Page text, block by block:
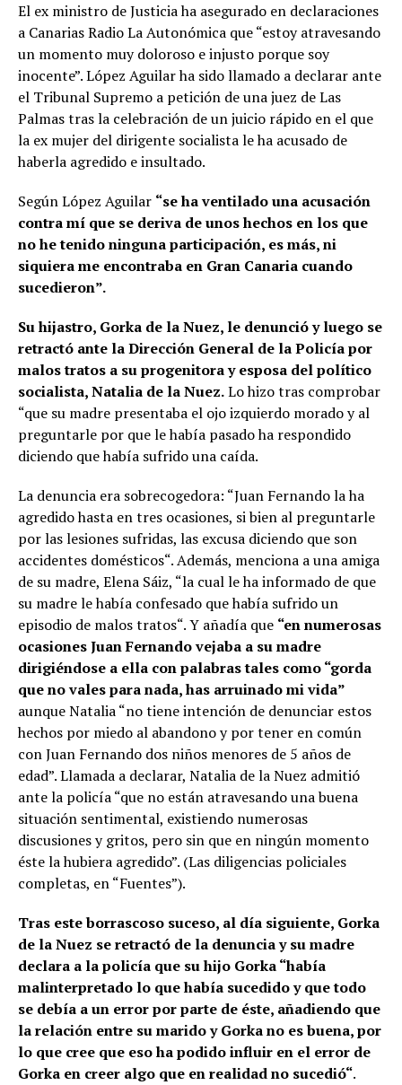
El ex ministro de Justicia ha asegurado en declaraciones
a Canarias Radio La Autonómica que “estoy atravesando
un momento muy doloroso e injusto porque soy
inocente”. López Aguilar ha sido llamado a declarar ante
el Tribunal Supremo a petición de una juez de Las
Palmas tras la celebración de un juicio rápido en el que
la ex mujer del dirigente socialista le ha acusado de
haberla agredido e insultado.
Según López Aguilar “se ha ventilado una acusación
contra mí que se deriva de unos hechos en los que
no he tenido ninguna participación, es más, ni
siquiera me encontraba en Gran Canaria cuando
sucedieron”.
Su hijastro, Gorka de la Nuez, le denunció y luego se
retractó ante la Dirección General de la Policía por
malos tratos a su progenitora y esposa del político
socialista, Natalia de la Nuez.Lo hizo tras comprobar
“que su madre presentaba el ojo izquierdo morado y al
preguntarle por que le había pasado ha respondido
diciendo que había sufrido una caída.
La denuncia era sobrecogedora: “Juan Fernando la ha
agredido hasta en tres ocasiones, si bien al preguntarle
por las lesiones sufridas, las excusa diciendo que son
accidentes domésticos“. Además, menciona a una amiga
de su madre, Elena Sáiz, “la cual le ha informado de que
su madre le había confesado que había sufrido un
episodio de malos tratos“. Y añadía que “en numerosas
ocasiones Juan Fernando vejaba a su madre
dirigiéndose a ella con palabras tales como “gorda
que no vales para nada, has arruinado mi vida”
aunque Natalia “no tiene intención de denunciar estos
hechos por miedo al abandono y por tener en común
con Juan Fernando dos niños menores de 5 años de
edad”. Llamada a declarar, Natalia de la Nuez admitió
ante la policía “que no están atravesando una buena
situación sentimental, existiendo numerosas
discusiones y gritos, pero sin que en ningún momento
éste la hubiera agredido”. (Las diligencias policiales
completas, en “Fuentes”).
Tras este borrascoso suceso, al día siguiente, Gorka
de la Nuez se retractó de la denuncia y su madre
declara a la policía que su hijo Gorka “había
malinterpretado lo que había sucedido y que todo
se debía a un error por parte de éste, añadiendo que
la relación entre su marido y Gorka no es buena, por
lo que cree que eso ha podido influir en el error de
Gorka en creer algo que en realidad no sucedió“.